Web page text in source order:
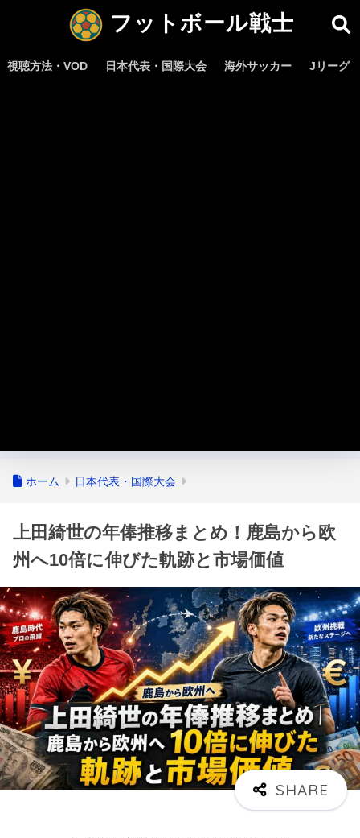
フットボール戦士
視聴方法・VOD 日本代表・国際大会 海外サッカー Jリーグ
ホーム 日本代表・国際大会
上田綺世の年俸推移まとめ！鹿島から欧
州へ10倍に伸びた軌跡と市場価値